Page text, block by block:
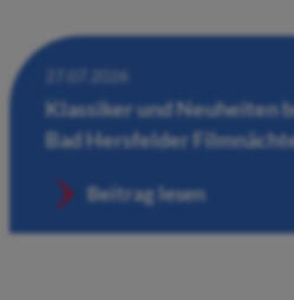
27.07.2026
Klassiker und Neuheiten
Bad Hersfelder
Beitrag lesen